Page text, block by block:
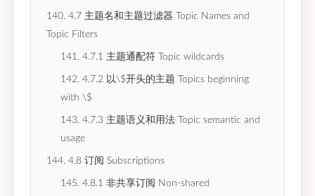
140. 4.7 主题名和主题过滤器 Topic Names and
Topic Filters
141. 4.7.1 主题通配符 Topic wildcards
142. 4.7.2 以\$开头的主题 Topics beginning
with \$
143. 4.7.3 主题语义和用法 Topic semantic and
usage
144. 4.8 订阅 Subscriptions
145. 4.8.1 非共享订阅 Non-shared